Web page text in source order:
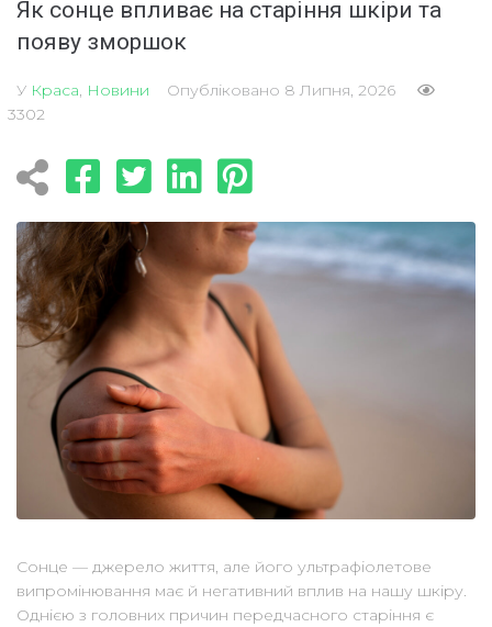
Як сонце впливає на старіння шкіри та
появу зморшок
У Краса Новини Опубліковано 8 Липня, 2026
3302
Сонце — джерело життя, але його ультрафіолетове
випромінювання має й негативний вплив на нашу шкіру.
Однією з головних причин передчасного старіння є